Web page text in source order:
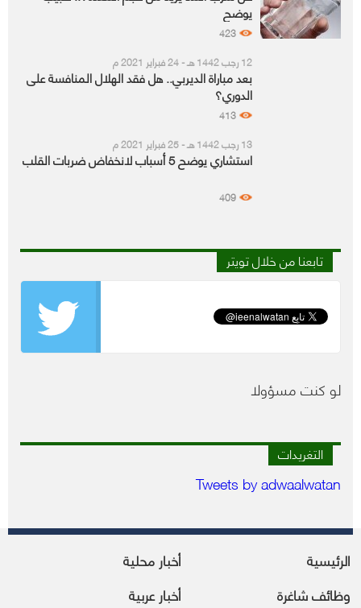
يوضح
423
12 رجب 1442 هـ - 24 فبراير 2021 م
بعد مباراة الديربي.. هل فقد الهلال المنافسة على
الدوري؟
413
13 رجب 1442 هـ - 25 فبراير 2021 م
استشاري يوضح 5 أسباب لانخفاض ضربات القلب
409
تابعنا من خلال تويتر
لو كنت مسؤولا
التغريدات
Tweets by adwaalwatan
الرئيسية
أخبار محلية
وظائف شاغرة
أخبار عربية